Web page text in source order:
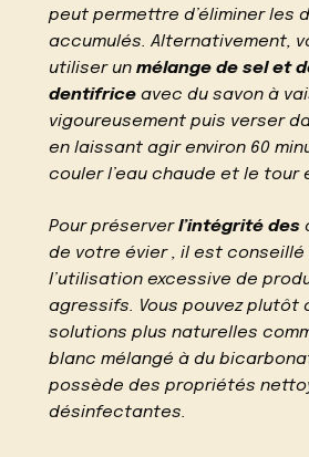
peut permettre d’éliminer les
accumulés. Alternativement,
utiliser unmélange de sel et
dentifrice avec du savon à
vigoureusement puis verser
en laissant agir environ 60
couler l’eau chaude et le tour
Pour préserverl’intégrité des
de votre évier , il est conseillé
l’utilisation excessive de
agressifs. Vous pouvez plutôt
solutions plus naturelles
blanc mélangé à du
possède des propriétés
désinfectantes.